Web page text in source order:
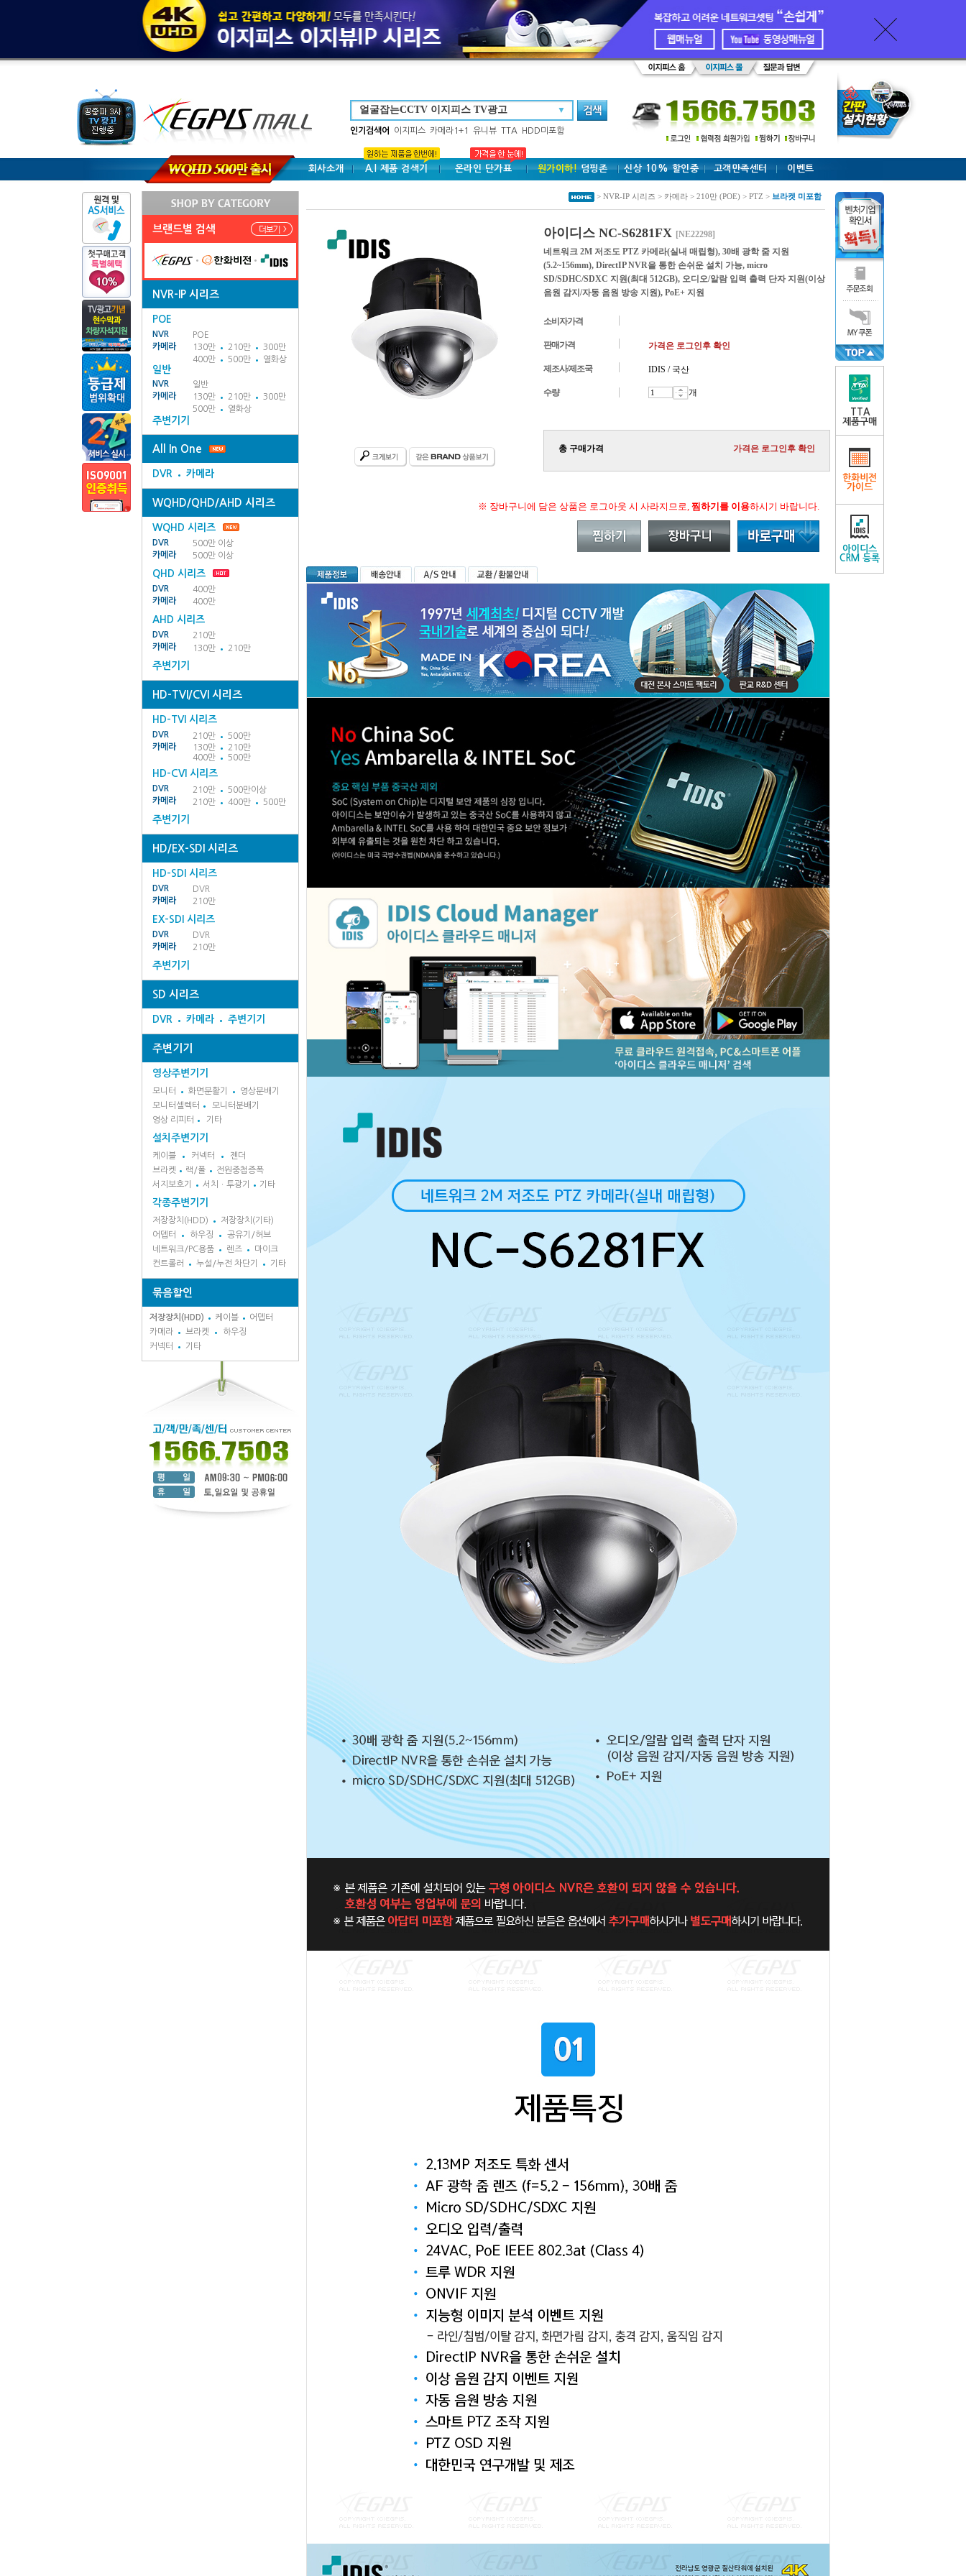
▼
인기검색어 이지피스 카메라1+1 유니뷰 TTA HDD미포함
회사소개 A.I 제품 검색기 온라인 단가표 원가이하!덤핑존 신상 10% 할인중 고객만족센터 이벤트
브랜드별 검색
NVR-IP 시리즈
POE
NVR
POE
카메라
130만 210만
300만
400만
500만 열화상
일반
NVR
일반
카메라
130만 210만
300만
500만
열화상
주변기기
All In One
DVR 카메라
WQHD/QHD/AHD 시리즈
WQHD 시리즈
DVR
500만 이상
카메라
500만 이상
QHD 시리즈
DVR
400만
카메라
400만
AHD 시리즈
DVR
210만
카메라
130만 210만
주변기기
HD-TVI/CVI 시리즈
HD-TVI 시리즈
DVR 210만
500만
카메라
130만
210만
400만
500만
HD-CVI 시리즈
DVR 210만
500만이상
카메라
210만 400만 500만
주변기기
HD/EX-SDI 시리즈
HD-SDI 시리즈
DVR
DVR
카메라
210만
EX-SDI 시리즈
DVR
DVR
카메라
210만
주변기기
SD 시리즈
DVR 카메라 주변기기
주변기기
영상주변기기
모니터 화면분활기
영상분배기
모니터셀렉터
모니터분배기
영상 리피터
기타
설치주변기기
케이블 커넥터
젠더
브라켓
랙/폴
전원중첩증폭
서지보호기
서치ㆍ투광기 기타
각종주변기기
저장장치(HDD)
저장장치(기타)
어뎁터
하우징
공유기/허브
네트워크/PC용품
렌즈
마이크
컨트롤러
누설/누전 차단기 기타
묶음할인
저장장치(HDD) 케이블
어뎁터
카메라
브라켓
하우징
커넥터
기타
> NVR-IP 시리즈 > 카메라 > 210만 (POE) > PTZ > 브라켓 미포함
아이디스 NC-S6281FX [NE22298]
네트워크 2M 저조도 PTZ 카메라(실내 매립형), 30배 광학 줌 지원
(5.2~156mm), DirectIP NVR을 통한 손쉬운 설치 가능, micro
SD/SDHC/SDXC 지원(최대 512GB), 오디오/알람 입력 출력 단자 지원(이상
음원 감지/자동 음원 방송 지원), PoE+ 지원
소비자가격
판매가격 가격은 로그인후 확인
제조사/제조국 IDIS / 국산
수량 개
총 구매가격 가격은 로그인후 확인
※ 장바구니에 담은 상품은 로그아웃 시 사라지므로, 찜하기를 이용하시기 바랍니다.
TTA
제품구매
한화비전
가이드
아이디스
CRM 등록